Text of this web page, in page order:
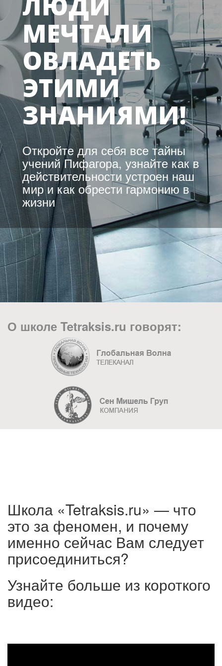
МЕЧТАЛИ
ОВЛАДЕТЬ
ЭТИМИ
ЗНАНИЯМИ!
Откройте для себя все тайны
учений Пифагора, узнайте как в
действительности устроен наш
мир и как обрести гармонию в
жизни
О школе Tetraksis.ru говорят:
Школа «Tetraksis.ru» — что
это за феномен, и почему
именно сейчас Вам следует
присоединиться?
Узнайте больше из короткого
видео: